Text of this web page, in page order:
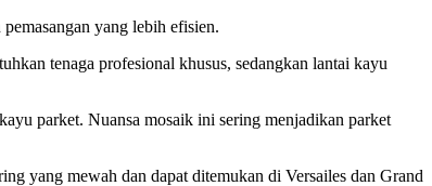
yang lebih efisien.
tenaga profesional khusus, sedangkan lantai kayu
parket. Nuansa mosaik ini sering menjadikan parket
yang mewah dan dapat ditemukan di Versailes dan Grand